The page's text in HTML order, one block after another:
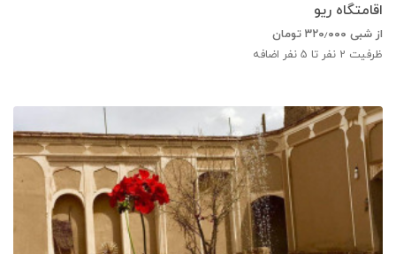
اقامتگاه ریو
از شبی ۳۲۰٫۰۰۰ تومان
ظرفیت 2 نفر تا 5 نفر اضافه